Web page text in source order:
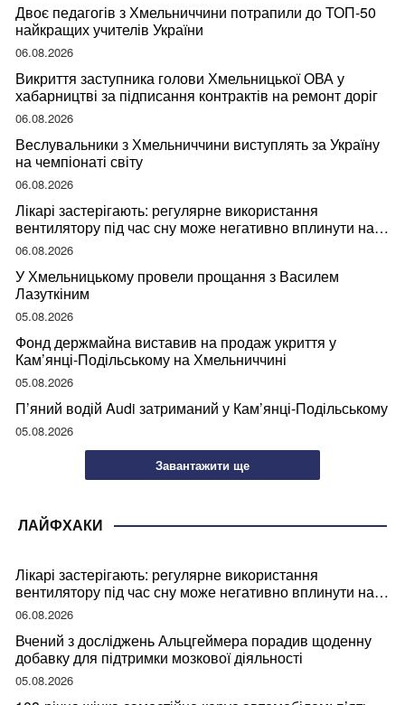
Двоє педагогів з Хмельниччини потрапили до ТОП-50
найкращих учителів України
06.08.2026
Викриття заступника голови Хмельницької ОВА у
хабарництві за підписання контрактів на ремонт доріг
06.08.2026
Веслувальники з Хмельниччини виступлять за Україну
на чемпіонаті світу
06.08.2026
Лікарі застерігають: регулярне використання
вентилятору під час сну може негативно вплинути на
ваше здоров’я
06.08.2026
У Хмельницькому провели прощання з Василем
Лазуткіним
05.08.2026
Фонд держмайна виставив на продаж укриття у
Кам’янці-Подільському на Хмельниччині
05.08.2026
П’яний водій Audi затриманий у Кам’янці-Подільському
05.08.2026
Завантажити ще
ЛАЙФХАКИ
Лікарі застерігають: регулярне використання
вентилятору під час сну може негативно вплинути на
ваше здоров’я
06.08.2026
Вчений з досліджень Альцгеймера порадив щоденну
добавку для підтримки мозкової діяльності
05.08.2026